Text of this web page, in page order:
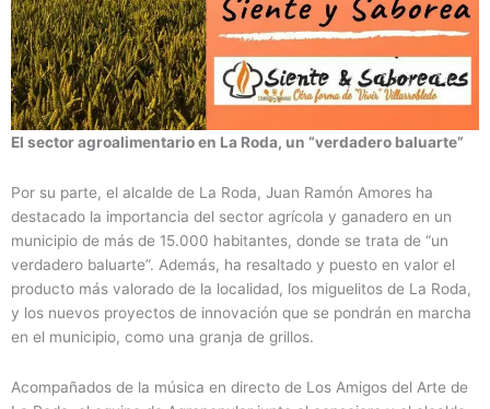
El sector agroalimentario en La Roda, un “verdadero baluarte”
Por su parte, el alcalde de La Roda, Juan Ramón Amores ha
destacado la importancia del sector agrícola y ganadero en un
municipio de más de 15.000 habitantes, donde se trata de “un
verdadero baluarte”. Además, ha resaltado y puesto en valor el
producto más valorado de la localidad, los miguelitos de La Roda,
y los nuevos proyectos de innovación que se pondrán en marcha
en el municipio, como una granja de grillos.
Acompañados de la música en directo de Los Amigos del Arte de